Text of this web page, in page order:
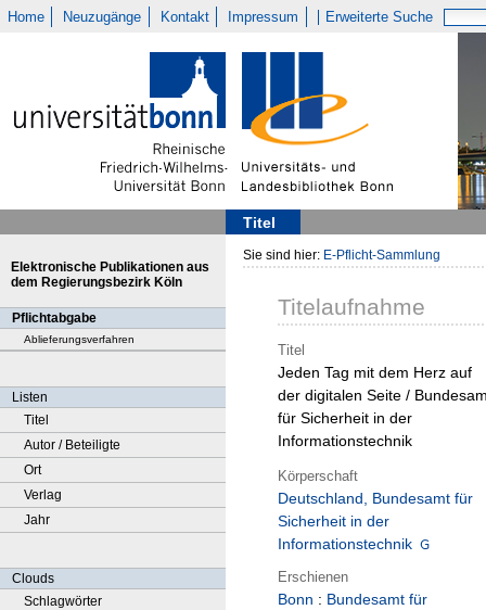
Home Neuzugänge Kontakt Impressum Erweiterte Suche
Titel
Elektronische Publikationen aus
dem Regierungsbezirk Köln
Pflichtabgabe
Ablieferungsverfahren
Listen
Titel
Autor / Beteiligte
Ort
Verlag
Jahr
Clouds
Schlagwörter
Sie sind hier: E-Pflicht-Sammlung
Titelaufnahme
Titel
Jeden Tag mit dem Herz auf
der digitalen Seite /
für Sicherheit in der
Informationstechnik
Körperschaft
Deutschland, Bundesamt für
Sicherheit in der
Informationstechnik
Erschienen
Bonn : Bundesamt für